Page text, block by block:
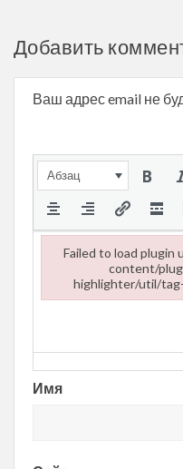
Добавить
Ваш адрес email не
Абзац
Имя
Failed to load
content/
highlighter/util/
Failed to load plugin